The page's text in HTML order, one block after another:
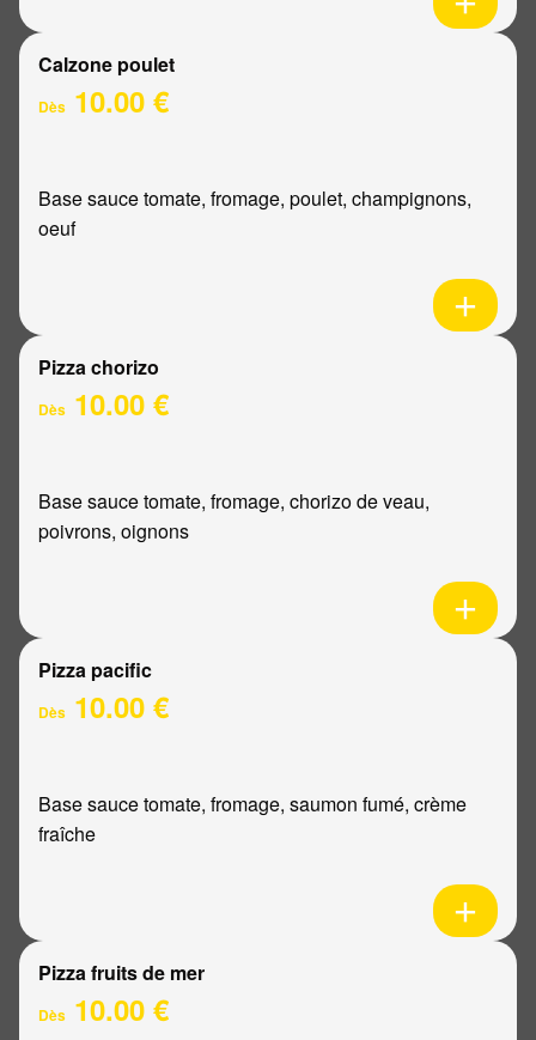
Calzone poulet
Dès 10.00 €
Base sauce tomate, fromage, poulet, champignons,
oeuf
Pizza chorizo
Dès 10.00 €
Base sauce tomate, fromage, chorizo de veau,
poivrons, oignons
Pizza pacific
Dès 10.00 €
Base sauce tomate, fromage, saumon fumé, crème
fraîche
Pizza fruits de mer
Dès 10.00 €